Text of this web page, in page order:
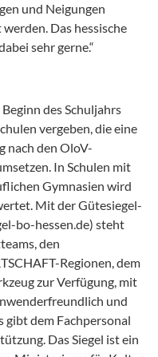
und Neigungen
Das hessische
sehr gerne.“
des Schuljahrs
vergeben, die eine
nach den OloV-
In Schulen mit
Gymnasien wird
Mit der Gütesiegel-
bo-hessen.de) steht
den
Regionen, dem
zur Verfügung, mit
und
dem Fachpersonal
Das Siegel ist ein